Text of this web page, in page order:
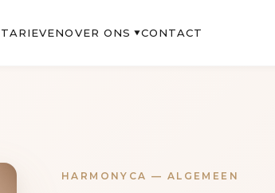
TARIEVENOVER ONS ▼CONTACT
HARMONYCA — ALGEMEEN